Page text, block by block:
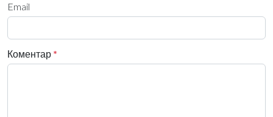
Email
Коментар *